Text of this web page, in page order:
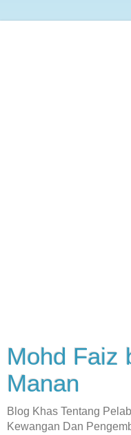
Mohd Faiz
Manan
Blog Khas Tentang
Kewangan Dan